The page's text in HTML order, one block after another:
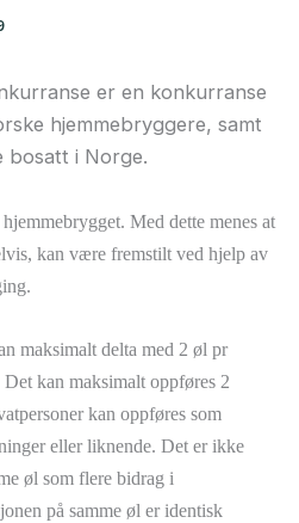
er en konkurranse
hjemmebryggere, samt
bosatt i Norge.
Med dette menes at
kan være fremstilt ved hjelp av
maksimalt delta med 2 øl pr
kan maksimalt oppføres 2
kan oppføres som
eller liknende. Det er ikke
øl som flere bidrag i
på samme øl er identisk